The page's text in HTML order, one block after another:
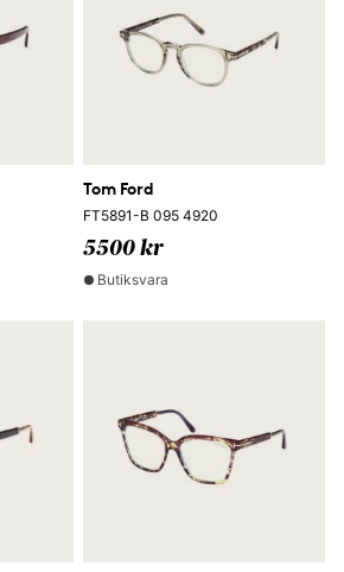
Tom Ford
FT5891-B 095 4920
5500 kr
Butiksvara